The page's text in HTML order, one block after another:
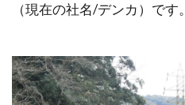
（現在の社名/デンカ）です。